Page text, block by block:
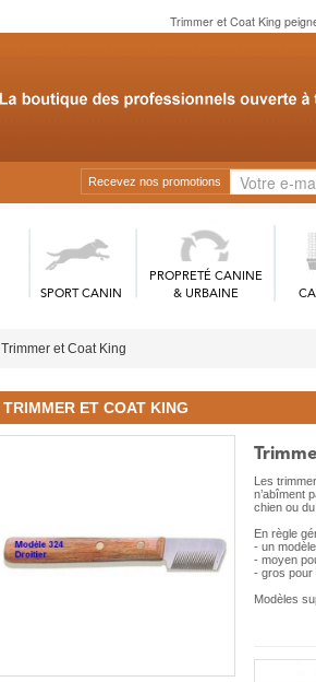
Trimmer et Coat King
Recevez nos promotions
SPORT CANIN
PROPRETÉ CANINE
& URBAINE
Trimmer et Coat King
TRIMMER ET COAT KING
Les
n’abîment
chien ou
En règle
- un
- moyen
- gros pour
Modèles